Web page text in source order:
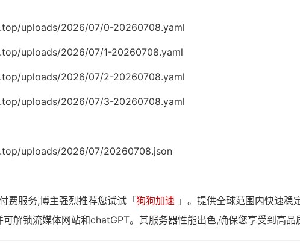
uploads/2026/07/0-20260708.yaml
uploads/2026/07/1-20260708.yaml
uploads/2026/07/2-20260708.yaml
uploads/2026/07/3-20260708.yaml
uploads/2026/07/20260708.json
费服务,博主强烈推荐您试试「 狗狗加速 」。提供全球范围内快速稳
解锁流媒体网站和chatGPT。其服务器性能出色,确保您享受到高品